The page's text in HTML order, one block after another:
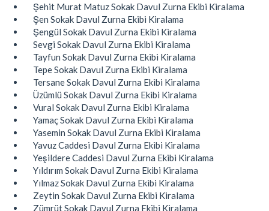
Şehit Murat Matuz Sokak Davul Zurna Ekibi Kiralama
Şen Sokak Davul Zurna Ekibi Kiralama
Şengül Sokak Davul Zurna Ekibi Kiralama
Sevgi Sokak Davul Zurna Ekibi Kiralama
Tayfun Sokak Davul Zurna Ekibi Kiralama
Tepe Sokak Davul Zurna Ekibi Kiralama
Tersane Sokak Davul Zurna Ekibi Kiralama
Üzümlü Sokak Davul Zurna Ekibi Kiralama
Vural Sokak Davul Zurna Ekibi Kiralama
Yamaç Sokak Davul Zurna Ekibi Kiralama
Yasemin Sokak Davul Zurna Ekibi Kiralama
Yavuz Caddesi Davul Zurna Ekibi Kiralama
Yeşildere Caddesi Davul Zurna Ekibi Kiralama
Yıldırım Sokak Davul Zurna Ekibi Kiralama
Yılmaz Sokak Davul Zurna Ekibi Kiralama
Zeytin Sokak Davul Zurna Ekibi Kiralama
Zümrüt Sokak Davul Zurna Ekibi Kiralama